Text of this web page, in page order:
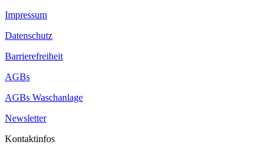
Impressum
Datenschutz
Barrierefreiheit
AGBs
AGBs Waschanlage
Newsletter
Kontaktinfos